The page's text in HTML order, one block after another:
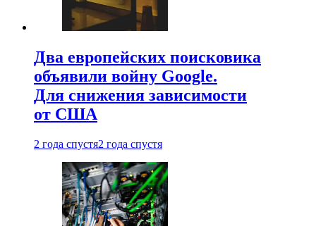
Два европейских поисковика
объявили войну Google.
Для снижения зависимости
от США
2 года спустя2 года спустя